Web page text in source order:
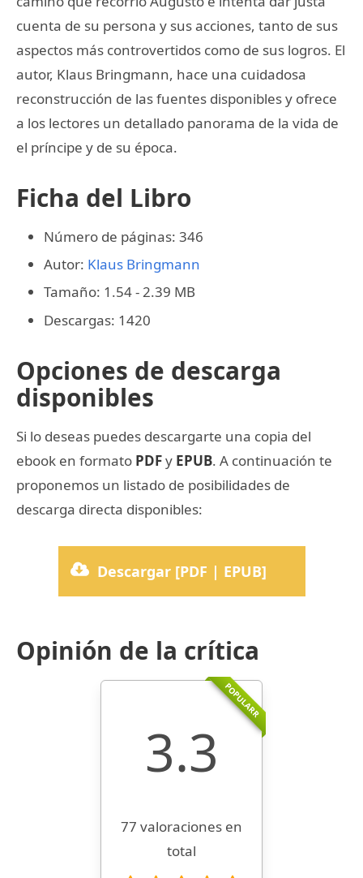
cuenta de su persona y sus acciones, tanto de sus
aspectos más controvertidos como de sus logros. El
autor, Klaus Bringmann, hace una cuidadosa
reconstrucción de las fuentes disponibles y ofrece
a los lectores un detallado panorama de la vida de
el príncipe y de su época.
Ficha del Libro
Número de páginas: 346
Autor: Klaus Bringmann
Tamaño: 1.54 - 2.39 MB
Descargas: 1420
Opciones de descarga
disponibles
Si lo deseas puedes descargarte una copia del
ebook en formato PDFy EPUB. A continuación te
proponemos un listado de posibilidades de
descarga directa disponibles:
Descargar [PDF | EPUB]
Opinión de la crítica
POPULARR
3.3
77 valoraciones en
total